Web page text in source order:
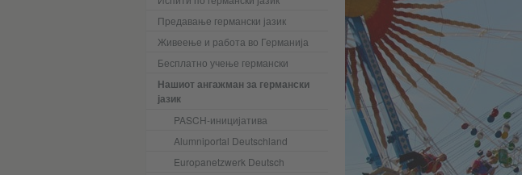
Предавање германски јазик
Живеење и работа во Германија
Бесплатно учење германски
Нашиот ангажман за германски
јазик
PASCH-иницијатива
Alumniportal Deutschland
Europanetzwerk Deutsch